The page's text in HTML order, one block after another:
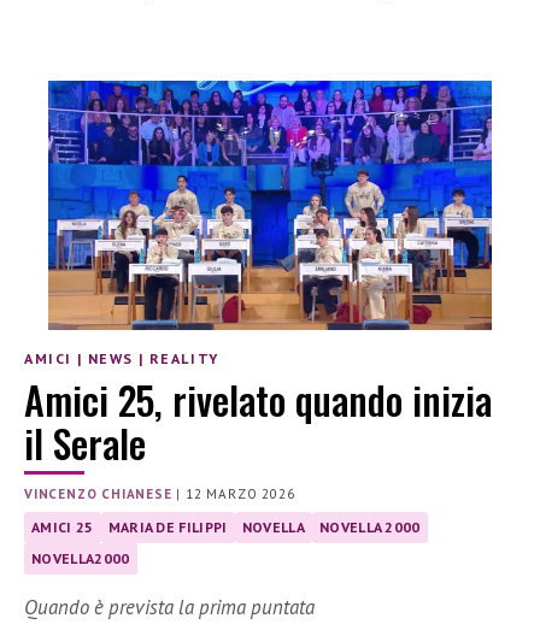
AMICI | NEWS | REALITY
Amici 25, rivelato quando inizia
il Serale
VINCENZO CHIANESE | 12 MARZO 2026
AMICI 25 MARIA DE FILIPPI NOVELLA
NOVELLA 2000
NOVELLA2000
Quando è prevista la prima puntata